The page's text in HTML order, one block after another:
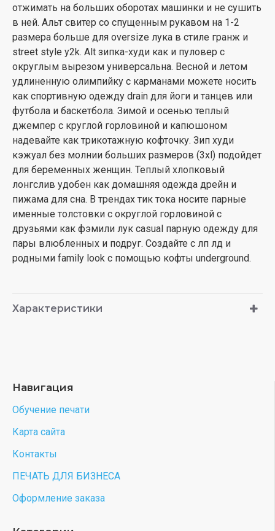
отжимать на больших оборотах машинки и не сушить
в ней. Альт свитер со спущенным рукавом на 1-2
размера больше для oversize лука в стиле гранж и
street style y2k. Alt зипка-худи как и пуловер с
округлым вырезом универсальна. Весной и летом
удлиненную олимпийку с карманами можете носить
как спортивную одежду drain для йоги и танцев или
футбола и баскетбола. Зимой и осенью теплый
джемпер с круглой горловиной и капюшоном
надевайте как трикотажную кофточку. Зип худи
кэжуал без молнии больших размеров (3xl) подойдет
для беременных женщин. Теплый хлопковый
лонгслив удобен как домашняя одежда дрейн и
пижама для сна. В трендах тик тока носите парные
именные толстовки с округлой горловиной с
друзьями как фэмили лук casual парную одежду для
пары влюбленных и подруг. Создайте с лп лд и
родными family look с помощью кофты underground.
Характеристики
Навигация
Обучение печати
Карта сайта
Контакты
ПЕЧАТЬ ДЛЯ БИЗНЕСА
Оформление заказа